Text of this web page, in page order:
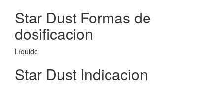
Star Dust Formas de
dosificacion
Líquido
Star Dust Indicacion